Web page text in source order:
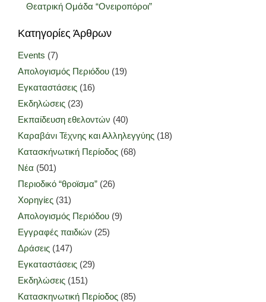
Θεατρική Ομάδα “Ονειροπόροι”
Κατηγορίες Άρθρων
Events (7)
Απολογισμός Περιόδου (19)
Εγκαταστάσεις (16)
Εκδηλώσεις (23)
Εκπαίδευση εθελοντών (40)
Καραβάνι Τέχνης και Αλληλεγγύης (18)
Κατασκήνωτική Περίοδος (68)
Νέα (501)
Περιοδικό “θροϊσμα” (26)
Χορηγίες (31)
Απολογισμός Περιόδου (9)
Εγγραφές παιδιών (25)
Δράσεις (147)
Εγκαταστάσεις (29)
Εκδηλώσεις (151)
Κατασκηνωτική Περίοδος (85)